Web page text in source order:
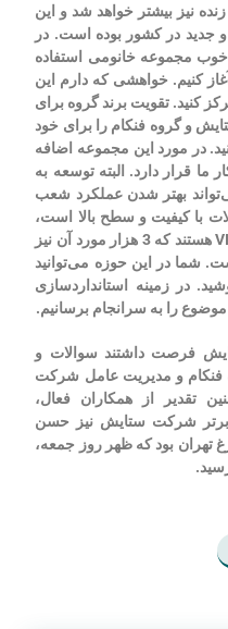
نیز بیشتر خواهد شد و این
در کشور بوده است. در
خوب مجموعه خانومی استفاده
کنیم. خواهشی که دارم این
کنید. تقویت برند گروه برای
و گروه فنکام را برای خود
در مورد این مجموعه اضافه
قرار دارد. البته توسعه به
بهتر شدن عملکرد شعب
با کیفیت و سطح بالا است،
هستند که 3 هزار مورد آن نیز
شما در این حوزه می‌توانید
در زمینه استانداردسازی
موضوع را به سرانجام برسانیم.
فرصت داشتند سوالات و
فنکام و مدیریت عامل شرکت
تقدیر از همکاران فعال،
برتر شرکت ستایش نیز حسن
تهران بود که ظهر روز جمعه،